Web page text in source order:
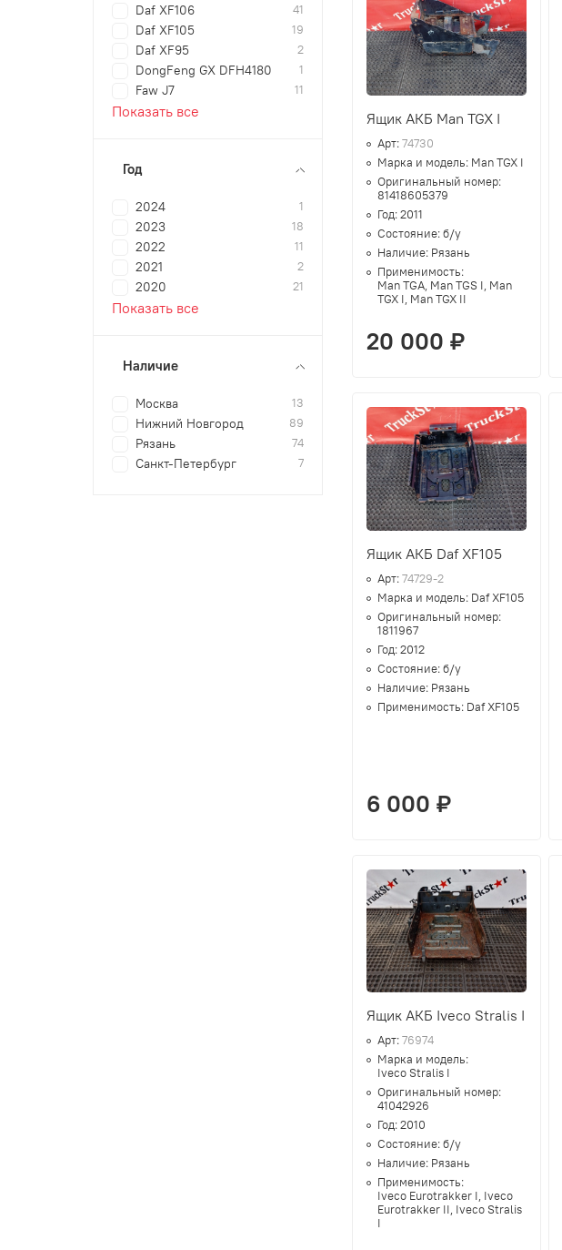
Ящик АКБ Man TGX I
Арт:74730
Марка и модель: Man TGX I
Оригинальный номер:
81418605379
Год:2011
Состояние:б/у
Наличие: Рязань
Применимость:
Man TGA, Man TGS I, Man
TGX I, Man TGX II
20 000 ₽
Ящик АКБ Daf XF105
Арт:74729-2
Марка и модель: Daf XF105
Оригинальный номер:
1811967
Год:2012
Состояние:б/у
Наличие: Рязань
Применимость: Daf XF105
6 000 ₽
Ящик АКБ Iveco Stralis I
Арт:76974
Марка и модель:
Iveco Stralis I
Оригинальный номер:
41042926
Год:2010
Состояние:б/у
Наличие: Рязань
Применимость:
Iveco Eurotrakker I, Iveco
Eurotrakker II, Iveco Stralis
I
Daf XF106 41
Daf XF105 19
Daf XF95 2
DongFeng GX DFH4180 1
Faw J7 11
Показать все
Год
2024 1
2023 18
2022 11
2021 2
2020 21
Показать все
Наличие
Москва 13
Нижний Новгород 89
Рязань 74
Санкт-Петербург 7